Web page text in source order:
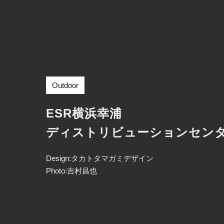
Outdoor
ESR横浜幸浦
ディストリビューションセン
Design:タカトタマガミデザイン
Photo:吉村昌也